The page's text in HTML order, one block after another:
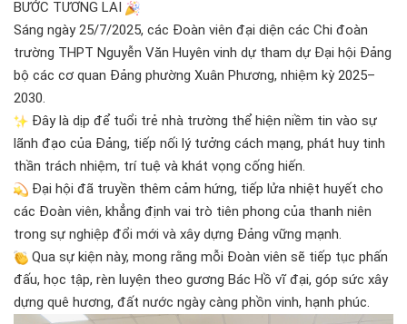
BƯỚC TƯƠNG LAI
Sáng ngày 25/7/2025, các Đoàn viên đại diện các Chi đoàn
trường THPT Nguyễn Văn Huyên vinh dự tham dự Đại hội Đảng
bộ các cơ quan Đảng phường Xuân Phương, nhiệm kỳ 2025–
2030.
Đây là dịp để tuổi trẻ nhà trường thể hiện niềm tin vào sự
lãnh đạo của Đảng, tiếp nối lý tưởng cách mạng, phát huy tinh
thần trách nhiệm, trí tuệ và khát vọng cống hiến.
Đại hội đã truyền thêm cảm hứng, tiếp lửa nhiệt huyết cho
các Đoàn viên, khẳng định vai trò tiên phong của thanh niên
trong sự nghiệp đổi mới và xây dựng Đảng vững mạnh.
Qua sự kiện này, mong rằng mỗi Đoàn viên sẽ tiếp tục phấn
đấu, học tập, rèn luyện theo gương Bác Hồ vĩ đại, góp sức xây
dựng quê hương, đất nước ngày càng phồn vinh, hạnh phúc.